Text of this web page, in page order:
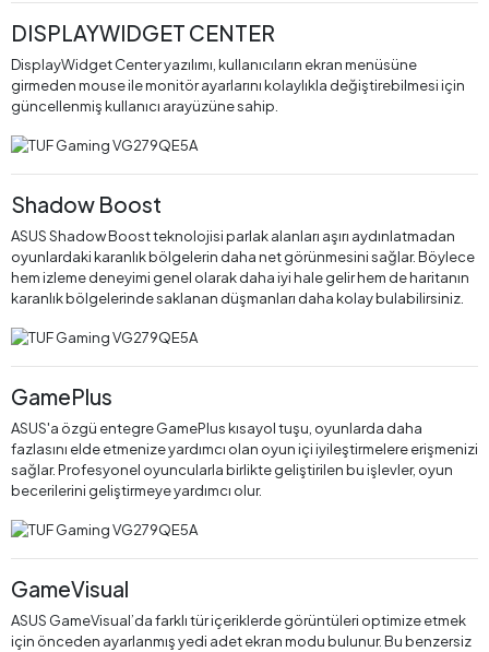
DISPLAYWIDGET CENTER
DisplayWidget Center yazılımı, kullanıcıların ekran menüsüne
girmeden mouse ile monitör ayarlarını kolaylıkla değiştirebilmesi için
güncellenmiş kullanıcı arayüzüne sahip.
Shadow Boost
ASUS Shadow Boost teknolojisi parlak alanları aşırı aydınlatmadan
oyunlardaki karanlık bölgelerin daha net görünmesini sağlar. Böylece
hem izleme deneyimi genel olarak daha iyi hale gelir hem de haritanın
karanlık bölgelerinde saklanan düşmanları daha kolay bulabilirsiniz.
GamePlus
ASUS'a özgü entegre GamePlus kısayol tuşu, oyunlarda daha
fazlasını elde etmenize yardımcı olan oyun içi iyileştirmelere erişmenizi
sağlar. Profesyonel oyuncularla birlikte geliştirilen bu işlevler, oyun
becerilerini geliştirmeye yardımcı olur.
GameVisual
ASUS GameVisual’da farklı tür içeriklerde görüntüleri optimize etmek
için önceden ayarlanmış yedi adet ekran modu bulunur. Bu benzersiz